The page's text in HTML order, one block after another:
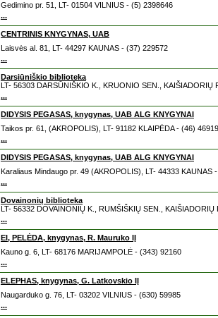
Gedimino pr. 51, LT- 01504 VILNIUS - (5) 2398646
...
CENTRINIS KNYGYNAS, UAB
Laisvės al. 81, LT- 44297 KAUNAS - (37) 229572
...
Darsiūniškio biblioteka
LT- 56303 DARSŪNIŠKIO K., KRUONIO SEN., KAIŠIADORIŲ
...
DIDYSIS PEGASAS, knygynas, UAB ALG KNYGYNAI
Taikos pr. 61, (AKROPOLIS), LT- 91182 KLAIPĖDA - (46)
...
DIDYSIS PEGASAS, knygynas, UAB ALG KNYGYNAI
Karaliaus Mindaugo pr. 49 (AKROPOLIS), LT- 44333 KAUNAS
...
Dovainonių biblioteka
LT- 56332 DOVAINONIŲ K., RUMŠIŠKIŲ SEN., KAIŠIADORIŲ
...
EI, PELĖDA, knygynas, R. Mauruko IĮ
Kauno g. 6, LT- 68176 MARIJAMPOLĖ - (343) 92160
...
ELEPHAS, knygynas, G. Latkovskio IĮ
Naugarduko g. 76, LT- 03202 VILNIUS - (630) 59985
...